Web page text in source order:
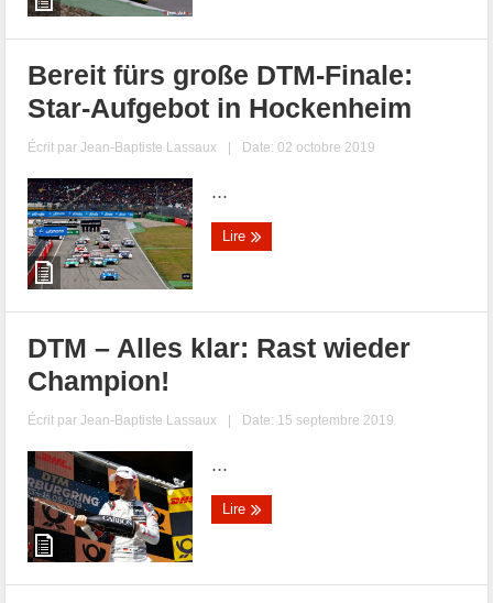
Bereit fürs große DTM-Finale:
Star-Aufgebot in Hockenheim
Écrit parJean-Baptiste Lassaux | Date: 02 octobre 2019
...
Lire
DTM – Alles klar: Rast wieder
Champion!
Écrit parJean-Baptiste Lassaux | Date: 15 septembre 2019
...
Lire